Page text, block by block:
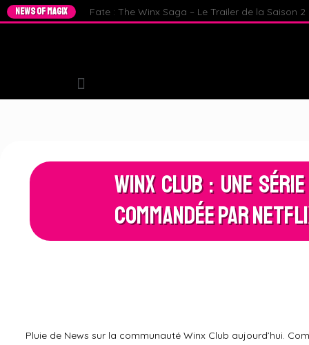
NEWS OF MAGIX Fate : The Winx Saga – Le Trailer de la Saison
Winx Club : Une
commandée par
Pluie de News sur la communauté Winx Club aujourd’hui.